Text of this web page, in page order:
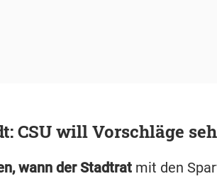
CSU will Vorschläge
wann der Stadtratmit den